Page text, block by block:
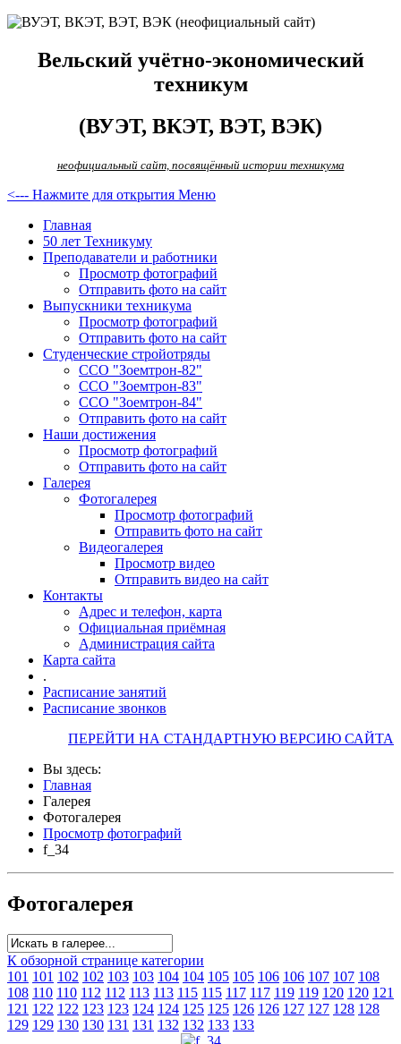
Вельский учётно-экономический
техникум
(ВУЭТ, ВКЭТ, ВЭТ, ВЭК)
неофициальный сайт, посвящённый истории техникума
<--- Нажмите для открытия Меню
Главная
50 лет Техникуму
Преподаватели и работники
Просмотр фотографий
Отправить фото на сайт
Выпускники техникума
Просмотр фотографий
Отправить фото на сайт
Студенческие стройотряды
ССО "Зоемтрон-82"
ССО "Зоемтрон-83"
ССО "Зоемтрон-84"
Отправить фото на сайт
Наши достижения
Просмотр фотографий
Отправить фото на сайт
Галерея
Фотогалерея
Просмотр фотографий
Отправить фото на сайт
Видеогалерея
Просмотр видео
Отправить видео на сайт
Контакты
Адрес и телефон, карта
Официальная приёмная
Администрация сайта
Карта сайта
.
Расписание занятий
Расписание звонков
ПЕРЕЙТИ НА СТАНДАРТНУЮ ВЕРСИЮ САЙТА
Вы здесь:
Главная
Галерея
Фотогалерея
Просмотр фотографий
f_34
Фотогалерея
К обзорной странице категории
101 101 102 102 103 103 104 104 105 105 106 106 107 107 108
108 110 110 112 112 113 113 115 115 117 117 119 119 120 120 121
121 122 122 123 123 124 124 125 125 126 126 127 127 128 128
129 129 130 130 131 131 132 132 133 133